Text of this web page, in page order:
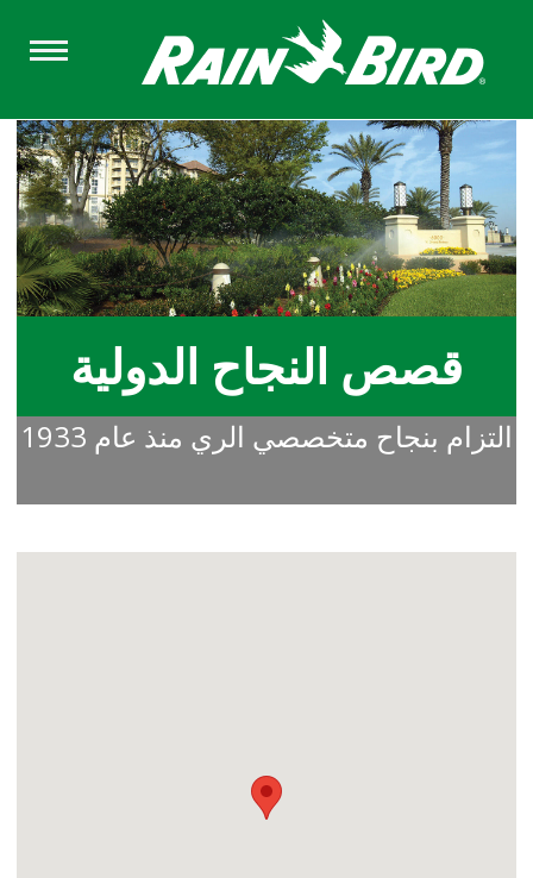
content
قصص النجاح الدولية
التزام بنجاح متخصصي الري منذ عام 1933